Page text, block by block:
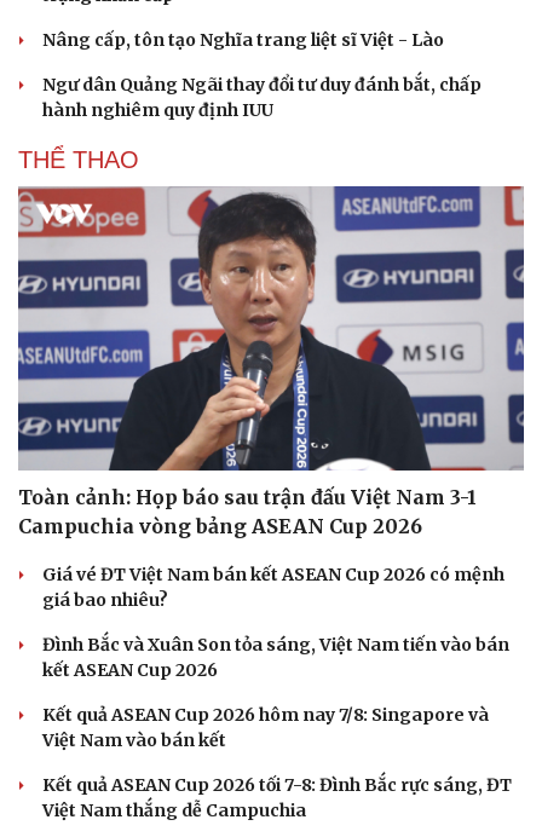
Nâng cấp, tôn tạo Nghĩa trang liệt sĩ Việt - Lào
Ngư dân Quảng Ngãi thay đổi tư duy đánh bắt, chấp
hành nghiêm quy định IUU
THỂ THAO
Toàn cảnh: Họp báo sau trận đấu Việt Nam 3-1
Campuchia vòng bảng ASEAN Cup 2026
Giá vé ĐT Việt Nam bán kết ASEAN Cup 2026 có mệnh
giá bao nhiêu?
Đình Bắc và Xuân Son tỏa sáng, Việt Nam tiến vào bán
kết ASEAN Cup 2026
Kết quả ASEAN Cup 2026 hôm nay 7/8: Singapore và
Việt Nam vào bán kết
Kết quả ASEAN Cup 2026 tối 7-8: Đình Bắc rực sáng, ĐT
Việt Nam thắng dễ Campuchia